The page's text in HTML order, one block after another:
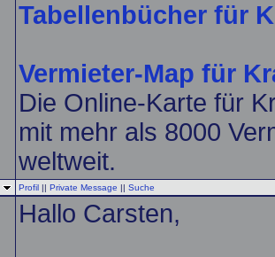
Tabellenbücher für
Vermieter-Map für
Die Online-Karte für
mit mehr als 8000
weltweit.
Profil || Private Message || Suche
Hallo Carsten,